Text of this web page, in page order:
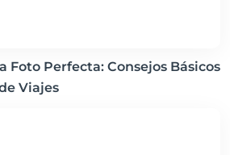
Foto Perfecta: Consejos Básicos
Viajes